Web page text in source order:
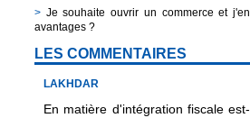
> Je souhaite ouvrir un commerce et
avantages ?
LES COMMENTAIRES
LAKHDAR
En matière d'intégration fiscale